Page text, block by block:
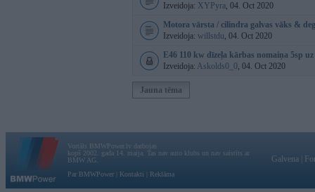
Izveidoja: XYPyra, 04. Oct 2020
Motora vārsta / cilindra galvas vāks &
Izveidoja: willstdu, 04. Oct 2020
E46 110 kw dīzeļa kārbas nomaiņa 5sp
Izveidoja: Askolds0_0, 04. Oct 2020
Jauna tēma
Vortāls BMWPower.lv darbojas
kopš 2002. gada 14. maija. Tas nav auto klubs un nav saistīts ar
BMW AG.
Par BMWPower
Kontakti Reklāma
Galvena